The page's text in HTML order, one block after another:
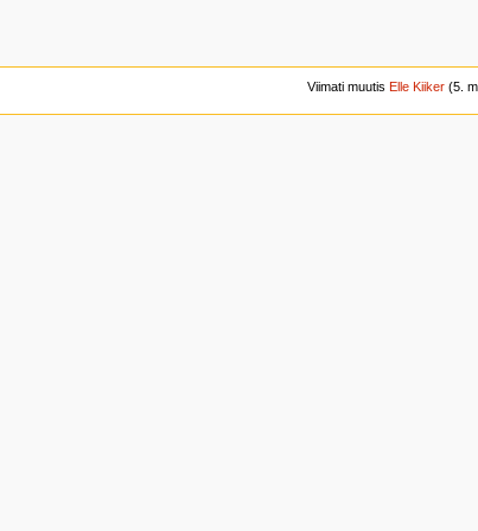
Viimati muutis Elle Kiiker(5.